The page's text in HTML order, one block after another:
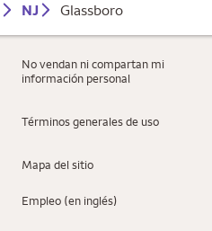
NJ Glassboro
No vendan ni compartan mi
información personal
Términos generales de uso
Mapa del sitio
Empleo (en inglés)